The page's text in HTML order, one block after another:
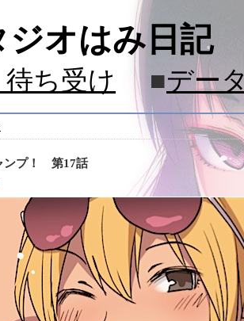
ジオはみ日記
ち受け ■デー
ンプ！ 第17話